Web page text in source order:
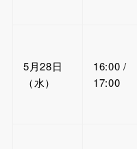
5月28日
（水）
16:00 /
17:00